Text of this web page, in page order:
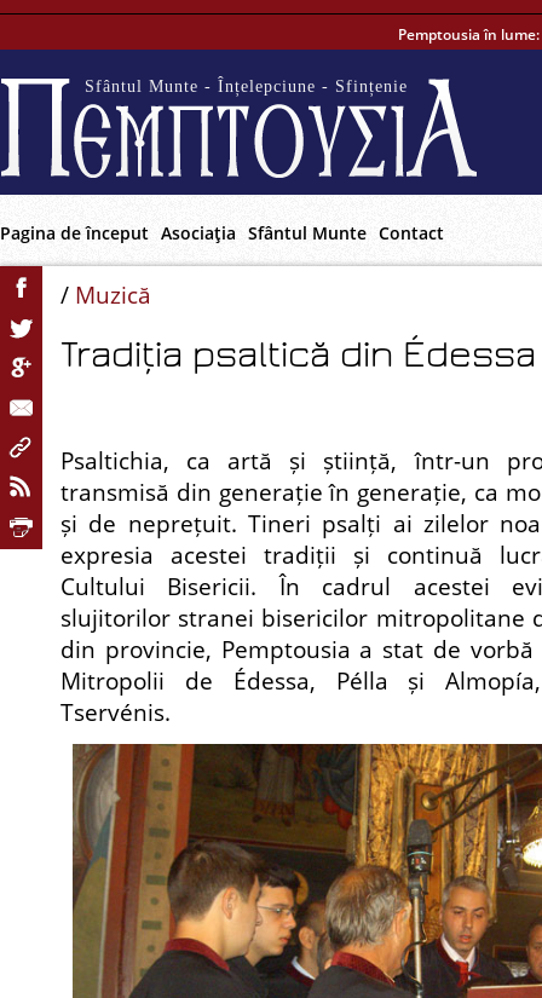
Pemptousia în lume:
Sfântul Munte - Înțelepciune - Sfințenie
Pagina de început Asociaţia Sfântul Munte Contact
/ Muzică
Tradiția psaltică din Édessa
Psaltichia, ca artă și știință, într-un
transmisă din generație în generație, ca
și de neprețuit. Tineri psalți ai zilelor
expresia acestei tradiții și continuă
Cultului Bisericii. În cadrul acestei
slujitorilor stranei bisericilor mitropolitane
din provincie, Pemptousia a stat de
Mitropolii de Édessa, Pélla și
Tservénis.